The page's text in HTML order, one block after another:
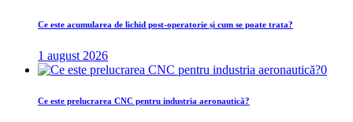
Ce este acumularea de lichid post-operatorie și cum se poate trata?
1 august 2026
0
Ce este prelucrarea CNC pentru industria aeronautică?